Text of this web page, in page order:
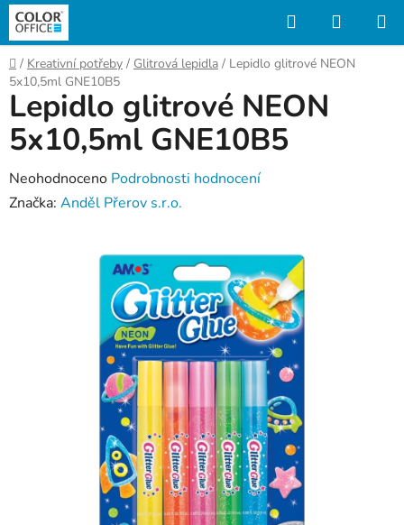
Přejít
obsah
Hledat
KOŠÍK
Domů
/ Kreativní potřeby / Glitrová lepidla / Lepidlo glitrové NEON
5x10,5ml GNE10B5
Lepidlo glitrové NEON
5x10,5ml GNE10B5
Průměrné
hodnocení
Neohodnoceno Podrobnosti hodnocení
Značka: Anděl Přerov s.r.o.